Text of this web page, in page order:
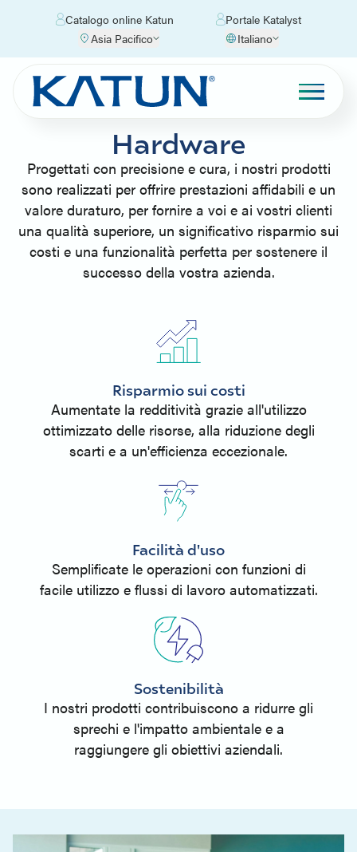
Catalogo online Katun
Portale Katalyst
Asia Pacifico
Italiano
Hardware
Progettati con precisione e cura, i nostri prodotti
sono realizzati per offrire prestazioni affidabili e un
valore duraturo, per fornire a voi e ai vostri clienti
una qualità superiore, un significativo risparmio sui
costi e una funzionalità perfetta per sostenere il
successo della vostra azienda.
Risparmio sui costi
Aumentate la redditività grazie all'utilizzo
ottimizzato delle risorse, alla riduzione degli
scarti e a un'efficienza eccezionale.
Facilità d'uso
Semplificate le operazioni con funzioni di
facile utilizzo e flussi di lavoro automatizzati.
Sostenibilità
I nostri prodotti contribuiscono a ridurre gli
sprechi e l'impatto ambientale e a
raggiungere gli obiettivi aziendali.